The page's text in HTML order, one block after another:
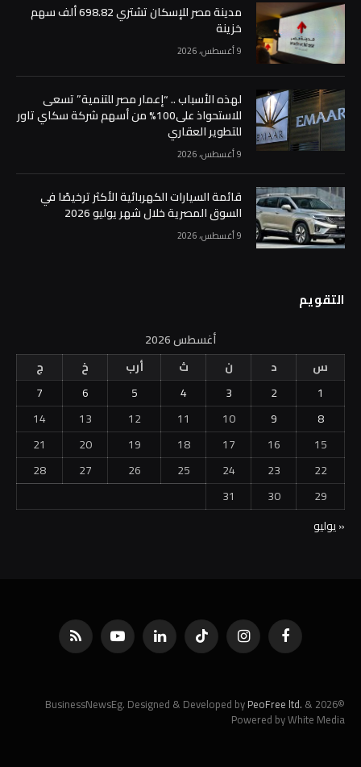
مدينة مصر للإسكان تشتري 698.82 ألف سهم
خزينة
9 أغسطس، 2026
لهذه الأسباب .. “إعمار مصر للتنمية” تسعى
للاستحواذ على100% من أسهم شركة سكاي تاور
للتطوير العقاري
9 أغسطس، 2026
قائمة السيارات الكهربائية الأكثر ترخيصًا في
السوق المصرية خلال شهر يوليو 2026
9 أغسطس، 2026
التقويم
أغسطس 2026
س
د ن ث أرب خ
ج
1
2
3
4
5
6
7
8
9
10
11
12
13
14
15
16
17
18
19
20
21
22
23
24
25
26
27
28
29
30
31
« يوليو
فيسبوك الانستغرامتيكتوك لينكدإن يوتيوب RSS
©2026 BusinessNewsEg. Designed & Developed by
PeoFree ltd. &
Powered by White Media